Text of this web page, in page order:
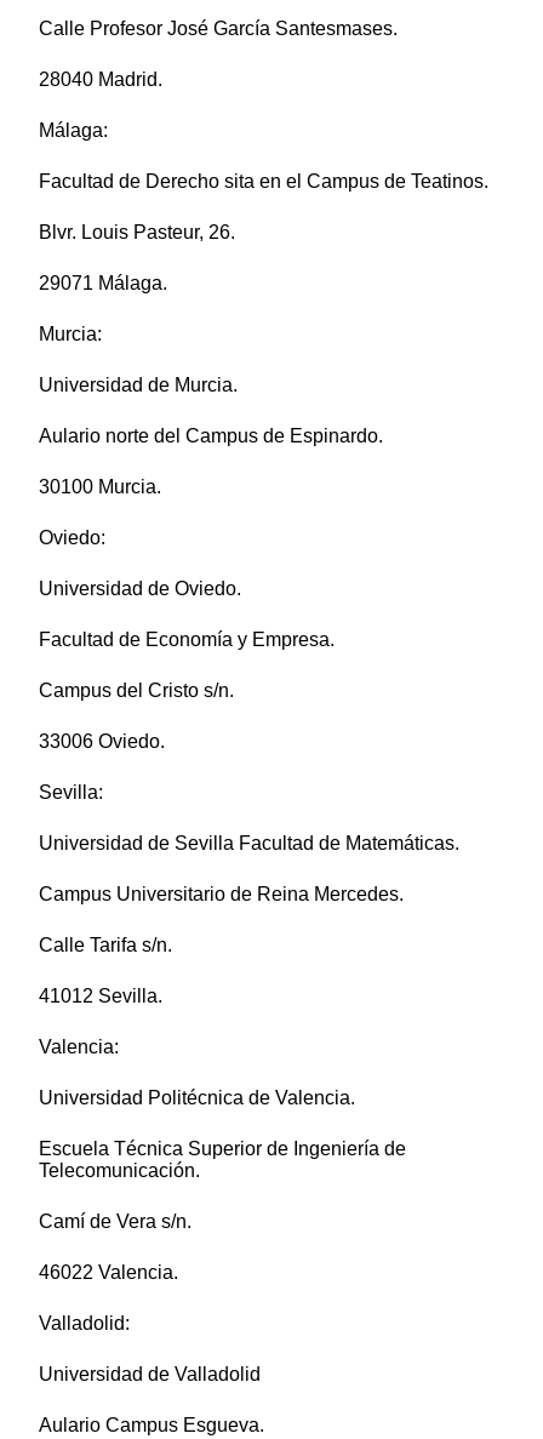
Calle Profesor José García Santesmases.
28040 Madrid.
Málaga:
Facultad de Derecho sita en el Campus de Teatinos.
Blvr. Louis Pasteur, 26.
29071 Málaga.
Murcia:
Universidad de Murcia.
Aulario norte del Campus de Espinardo.
30100 Murcia.
Oviedo:
Universidad de Oviedo.
Facultad de Economía y Empresa.
Campus del Cristo s/n.
33006 Oviedo.
Sevilla:
Universidad de Sevilla Facultad de Matemáticas.
Campus Universitario de Reina Mercedes.
Calle Tarifa s/n.
41012 Sevilla.
Valencia:
Universidad Politécnica de Valencia.
Escuela Técnica Superior de Ingeniería de
Telecomunicación.
Camí de Vera s/n.
46022 Valencia.
Valladolid:
Universidad de Valladolid
Aulario Campus Esgueva.